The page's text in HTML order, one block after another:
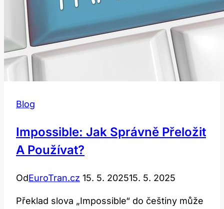
Blog
Impossible: Jak Správně Přeložit
A Používat?
OdEuroTran.cz 15. 5. 202515. 5. 2025
Překlad slova „Impossible“ do češtiny může